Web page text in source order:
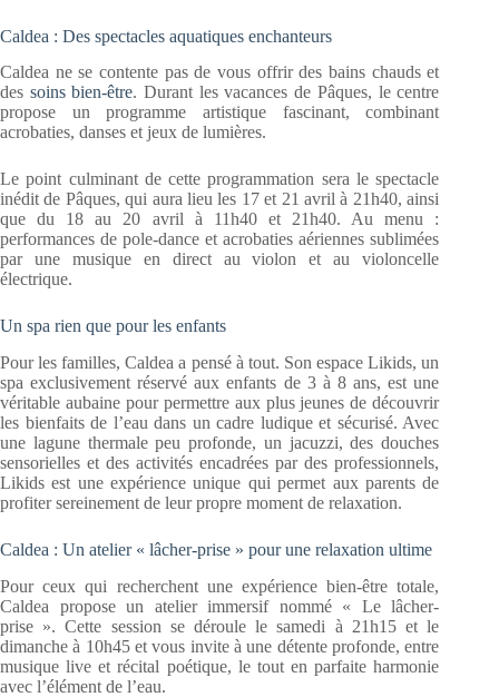
Caldea : Des spectacles aquatiques enchanteurs
Caldea ne se contente pas de vous offrir des bains chauds et
des soins bien-être. Durant les vacances de Pâques, le centre
propose un programme artistique fascinant, combinant
acrobaties, danses et jeux de lumières.
Le point culminant de cette programmation sera le spectacle
inédit de Pâques, qui aura lieu les 17 et 21 avril à 21h40, ainsi
que du 18 au 20 avril à 11h40 et 21h40. Au menu :
performances de pole-dance et acrobaties aériennes sublimées
par une musique en direct au violon et au violoncelle
électrique.
Un spa rien que pour les enfants
Pour les familles, Caldea a pensé à tout. Son espace Likids, un
spa exclusivement réservé aux enfants de 3 à 8 ans, est une
véritable aubaine pour permettre aux plus jeunes de découvrir
les bienfaits de l’eau dans un cadre ludique et sécurisé. Avec
une lagune thermale peu profonde, un jacuzzi, des douches
sensorielles et des activités encadrées par des professionnels,
Likids est une expérience unique qui permet aux parents de
profiter sereinement de leur propre moment de relaxation.
Caldea : Un atelier « lâcher-prise » pour une relaxation ultime
Pour ceux qui recherchent une expérience bien-être totale,
Caldea propose un atelier immersif nommé « Le lâcher-
prise ». Cette session se déroule le samedi à 21h15 et le
dimanche à 10h45 et vous invite à une détente profonde, entre
musique live et récital poétique, le tout en parfaite harmonie
avec l’élément de l’eau.